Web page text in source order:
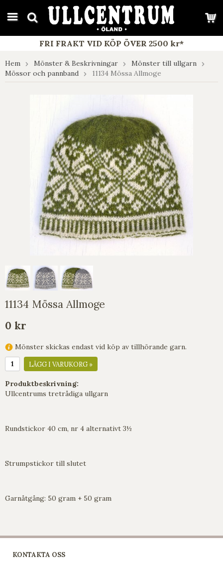
google-site-verification: google7e4b1026db5d9f32.html
FRI FRAKT VID KÖP ÖVER 2500 kr*
Hem Mönster & Beskrivningar
Mönster till ullgarn
Mössor och pannband
11134 Mössa Allmoge
11134 Mössa Allmoge
0 kr
Mönster skickas endast vid köp av tillhörande garn.
LÄGG I VARUKORG »
Produktbeskrivning:
Ullcentrums tretrådiga ullgarn
Rundstickor 40 cm, nr 4 alternativt 3½
Strumpstickor till slutet
Garnåtgång: 50 gram + 50 gram
KONTAKTA OSS